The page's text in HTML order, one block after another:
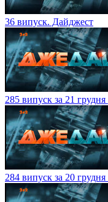
36 випуск. Дайджест
285 випуск за 21
284 випуск за 20